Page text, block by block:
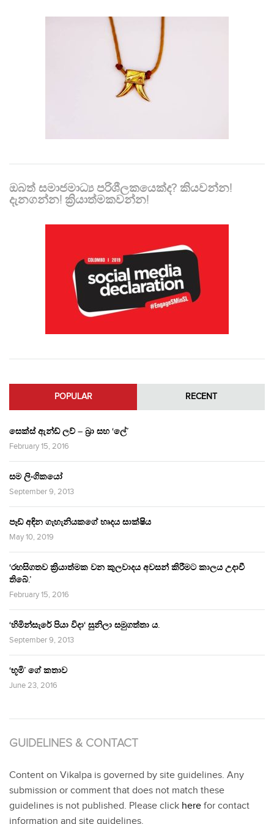
ඔබත් සමාජමාධ්‍ය පරිශීලකයෙක්ද? කියවන්න!
දැනගන්න! ක්‍රියාත්මකවන්න!
POPULAR RECENT
සෙක්ස් ඇන්ඩ් ලව් – බ්‍රා සහ ‘ලේ’
February 15, 2016
සම ලිංගිකයෝ
September 9, 2013
පෑඩ් අඳින ගැහැනියකගේ හෘදය සාක්ෂිය
May 10, 2019
‘රහසිගතව ක්‍රියාත්මක වන කුලවාදය අවසන් කිරීමට කාලය උදාවී
තිබේ.’
February 15, 2016
‘හිමින්සැරේ පියා විදා‘ සුනිලා සමුගත්තා ය.
September 9, 2013
‘භූමි’ ගේ කතාව
June 23, 2016
GUIDELINES & CONTACT
Content on Vikalpa is governed by site guidelines. Any
submission or comment that does not match these
guidelines is not published. Please click here for contact
information and site guidelines.